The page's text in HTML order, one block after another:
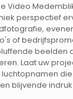
Video
perspectief
of
beelden
Laat uw
blijvende